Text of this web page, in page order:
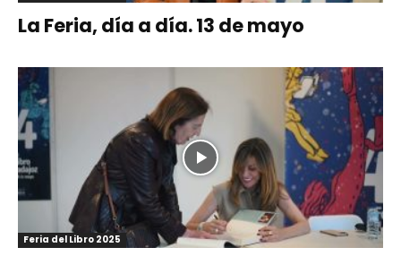
La Feria, día a día. 13 de mayo
Feria del Libro 2025